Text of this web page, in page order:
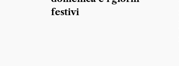
festivi